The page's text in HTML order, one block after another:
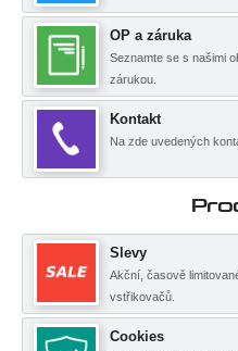
OP a záruka
Seznamte se s našimi
zárukou.
Kontakt
Na zde uvedených
Slevy
Akční, časově
vstřikovačů.
Cookies